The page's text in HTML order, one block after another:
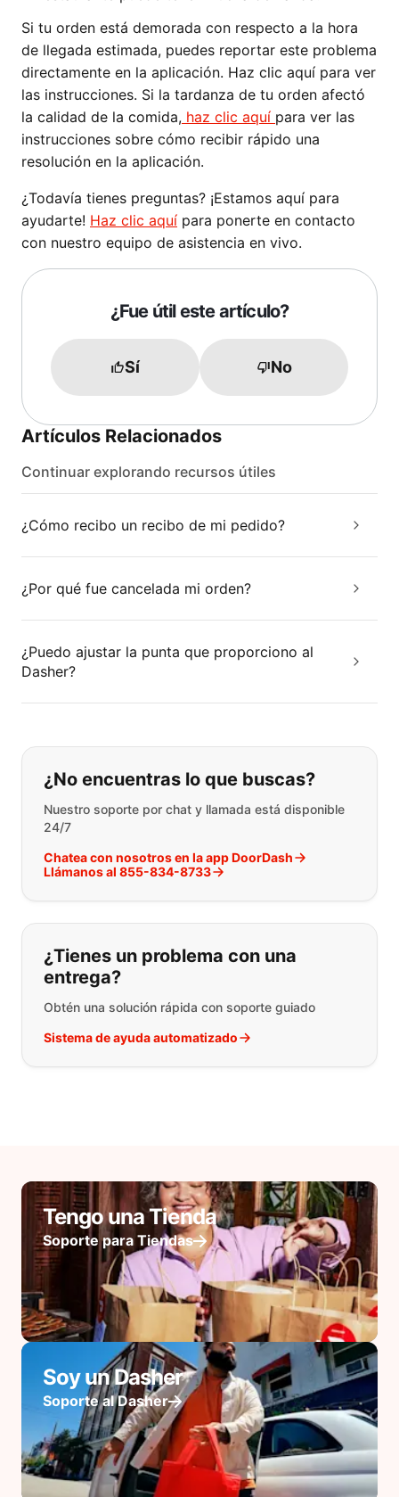
Si tu orden está demorada con respecto a la hora
de llegada estimada, puedes reportar este problema
directamente en la aplicación. Haz clic aquí para ver
las instrucciones. Si la tardanza de tu orden afectó
la calidad de la comida, haz clic aquí para ver las
instrucciones sobre cómo recibir rápido una
resolución en la aplicación.
¿Todavía tienes preguntas? ¡Estamos aquí para
ayudarte! Haz clic aquí para ponerte en contacto
con nuestro equipo de asistencia en vivo.
¿Fue útil este artículo?
Sí No
Artículos Relacionados
Continuar explorando recursos útiles
¿Cómo recibo un recibo de mi pedido?
¿Por qué fue cancelada mi orden?
¿Puedo ajustar la punta que proporciono al
Dasher?
Si no puede encontrar lo que está
¿No encuentras lo que buscas?
Nuestro soporte por chat y llamada está disponible
24/7
Chatea con nosotros en la app DoorDash
Llámanos al 855-834-8733
¿Tienes un problema con una
entrega?
Obtén una solución rápida con soporte guiado
Sistema de ayuda automatizado
Tengo una Tienda
Soporte para Tiendas
Soy un Dasher
Soporte al Dasher